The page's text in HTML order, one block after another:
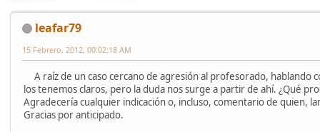
leafar79
15 Febrero, 2012, 00:02:18 AM
A raíz de un caso cercano de agresión al profesorado, hablando
los tenemos claros, pero la duda nos surge a partir de ahí. ¿Qué
Agradecería cualquier indicación o, incluso, comentario de quien,
Gracias por anticipado.